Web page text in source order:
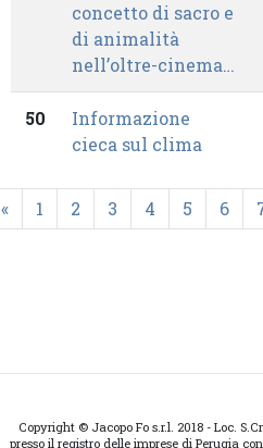
concetto di sacro e
di animalità
nell’oltre-cinema…
50
Informazione
cieca sul clima
« 1 2 3 4 5 6
Copyright © Jacopo Fo s.r.l. 2018 - Loc.
presso il registro delle imprese di Perugia